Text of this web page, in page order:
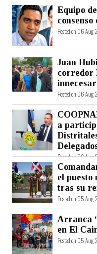
Equipo
Posted on 06
Juan
corredor
Posted on 06
a
Posted on 06
el
tras su
Posted on 05
Arranca
en El
Posted on 05